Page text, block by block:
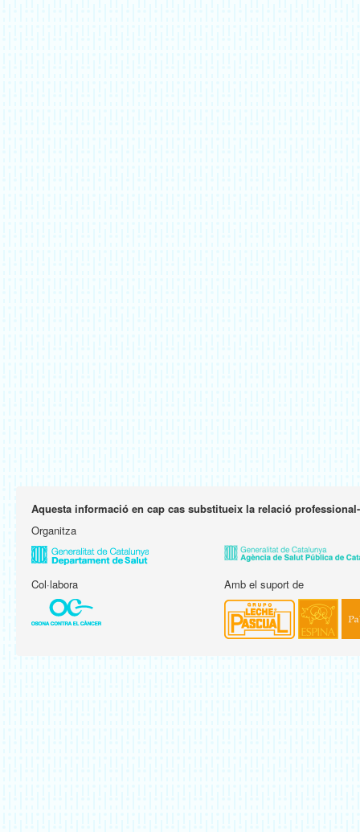
Aquesta informació en cap cas substitueix la relació
Organitza
Col·labora Amb el suport de